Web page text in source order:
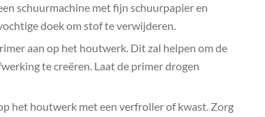
schuurmachine met fijn schuurpapier en
doek om stof te verwijderen.
aan op het houtwerk. Dit zal helpen om de
te creëren. Laat de primer drogen
het houtwerk met een verfroller of kwast. Zorg